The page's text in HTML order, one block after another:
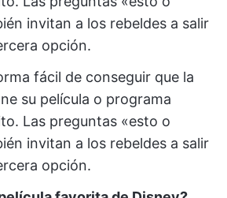
invitan a los rebeldes a salir
opción.
fácil de conseguir que la
su película o programa
Las preguntas «esto o
invitan a los rebeldes a salir
opción.